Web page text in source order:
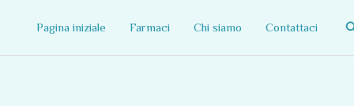
Pagina iniziale Farmaci Chi siamo Contattaci